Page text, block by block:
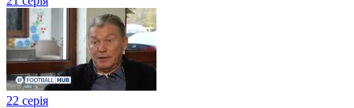
22 серія